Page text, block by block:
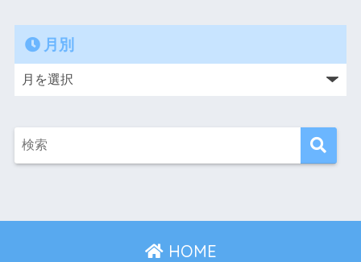
月別
HOME